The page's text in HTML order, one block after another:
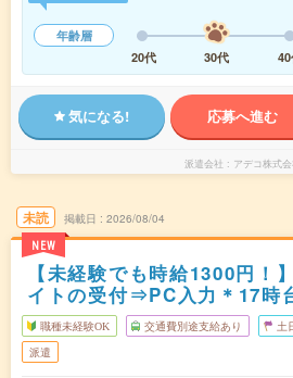
年齢層
20代
30代
気になる! 応募へ進む
派遣会社 アデコ株式会
未読
NEW
掲載日 2026/08/04
【未経験でも時給1300円！
イトの受付⇒PC入力＊17時
職種未経験OK 交通費別途支給あり 土
派遣